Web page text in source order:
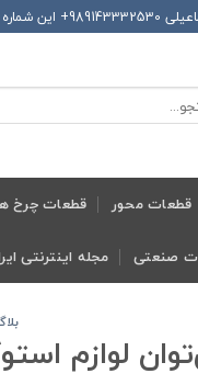
می باشد
قطعات محور قطعات چرخ
صنعتی مجله اینترنتی
لوازم